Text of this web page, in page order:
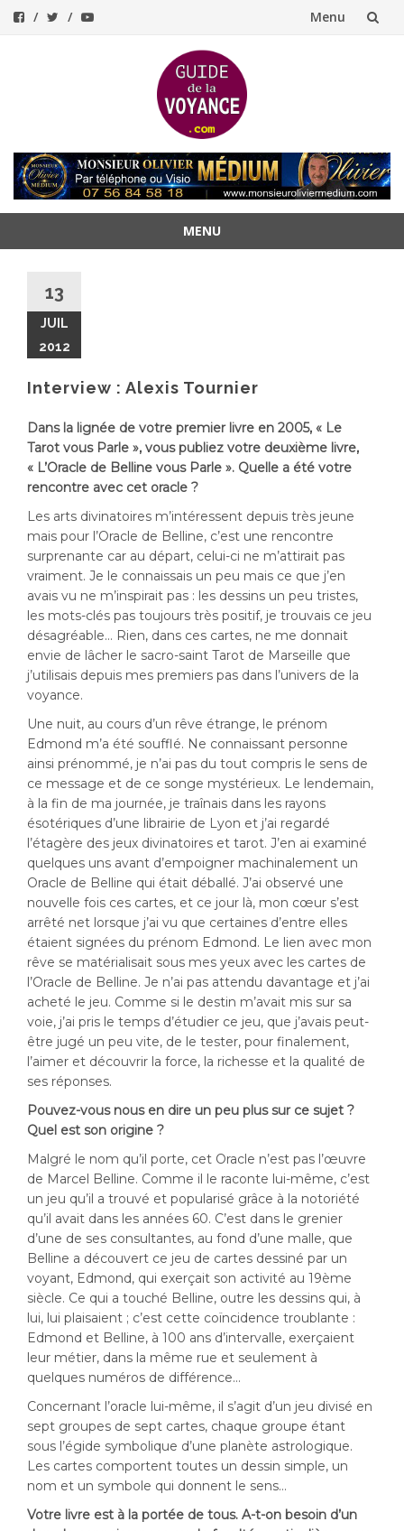
Menu
MENU
contenu13
JUIL
2012
Interview : Alexis Tournier
Dans la lignée de votre premier livre en 2005, « Le
Tarot vous Parle », vous publiez votre deuxième livre,
« L’Oracle de Belline vous Parle ». Quelle a été votre
rencontre avec cet oracle ?
Les arts divinatoires m’intéressent depuis très jeune
mais pour l’Oracle de Belline, c’est une rencontre
surprenante car au départ, celui-ci ne m’attirait pas
vraiment. Je le connaissais un peu mais ce que j’en
avais vu ne m’inspirait pas : les dessins un peu tristes,
les mots-clés pas toujours très positif, je trouvais ce jeu
désagréable… Rien, dans ces cartes, ne me donnait
envie de lâcher le sacro-saint Tarot de Marseille que
j’utilisais depuis mes premiers pas dans l’univers de la
voyance.
Une nuit, au cours d’un rêve étrange, le prénom
Edmond m’a été soufflé. Ne connaissant personne
ainsi prénommé, je n’ai pas du tout compris le sens de
ce message et de ce songe mystérieux. Le lendemain,
à la fin de ma journée, je traînais dans les rayons
ésotériques d’une librairie de Lyon et j’ai regardé
l’étagère des jeux divinatoires et tarot. J’en ai examiné
quelques uns avant d’empoigner machinalement un
Oracle de Belline qui était déballé. J’ai observé une
nouvelle fois ces cartes, et ce jour là, mon cœur s’est
arrêté net lorsque j’ai vu que certaines d’entre elles
étaient signées du prénom Edmond. Le lien avec mon
rêve se matérialisait sous mes yeux avec les cartes de
l’Oracle de Belline. Je n’ai pas attendu davantage et j’ai
acheté le jeu. Comme si le destin m’avait mis sur sa
voie, j’ai pris le temps d’étudier ce jeu, que j’avais peut-
être jugé un peu vite, de le tester, pour finalement,
l’aimer et découvrir la force, la richesse et la qualité de
ses réponses.
Pouvez-vous nous en dire un peu plus sur ce sujet ?
Quel est son origine ?
Malgré le nom qu’il porte, cet Oracle n’est pas l’œuvre
de Marcel Belline. Comme il le raconte lui-même, c’est
un jeu qu’il a trouvé et popularisé grâce à la notoriété
qu’il avait dans les années 60. C’est dans le grenier
d’une de ses consultantes, au fond d’une malle, que
Belline a découvert ce jeu de cartes dessiné par un
voyant, Edmond, qui exerçait son activité au 19ème
siècle. Ce qui a touché Belline, outre les dessins qui, à
lui, lui plaisaient ; c’est cette coïncidence troublante :
Edmond et Belline, à 100 ans d’intervalle, exerçaient
leur métier, dans la même rue et seulement à
quelques numéros de différence…
Concernant l’oracle lui-même, il s’agit d’un jeu divisé en
sept groupes de sept cartes, chaque groupe étant
sous l’égide symbolique d’une planète astrologique.
Les cartes comportent toutes un dessin simple, un
nom et un symbole qui donnent le sens…
Votre livre est à la portée de tous. A-t-on besoin d’un